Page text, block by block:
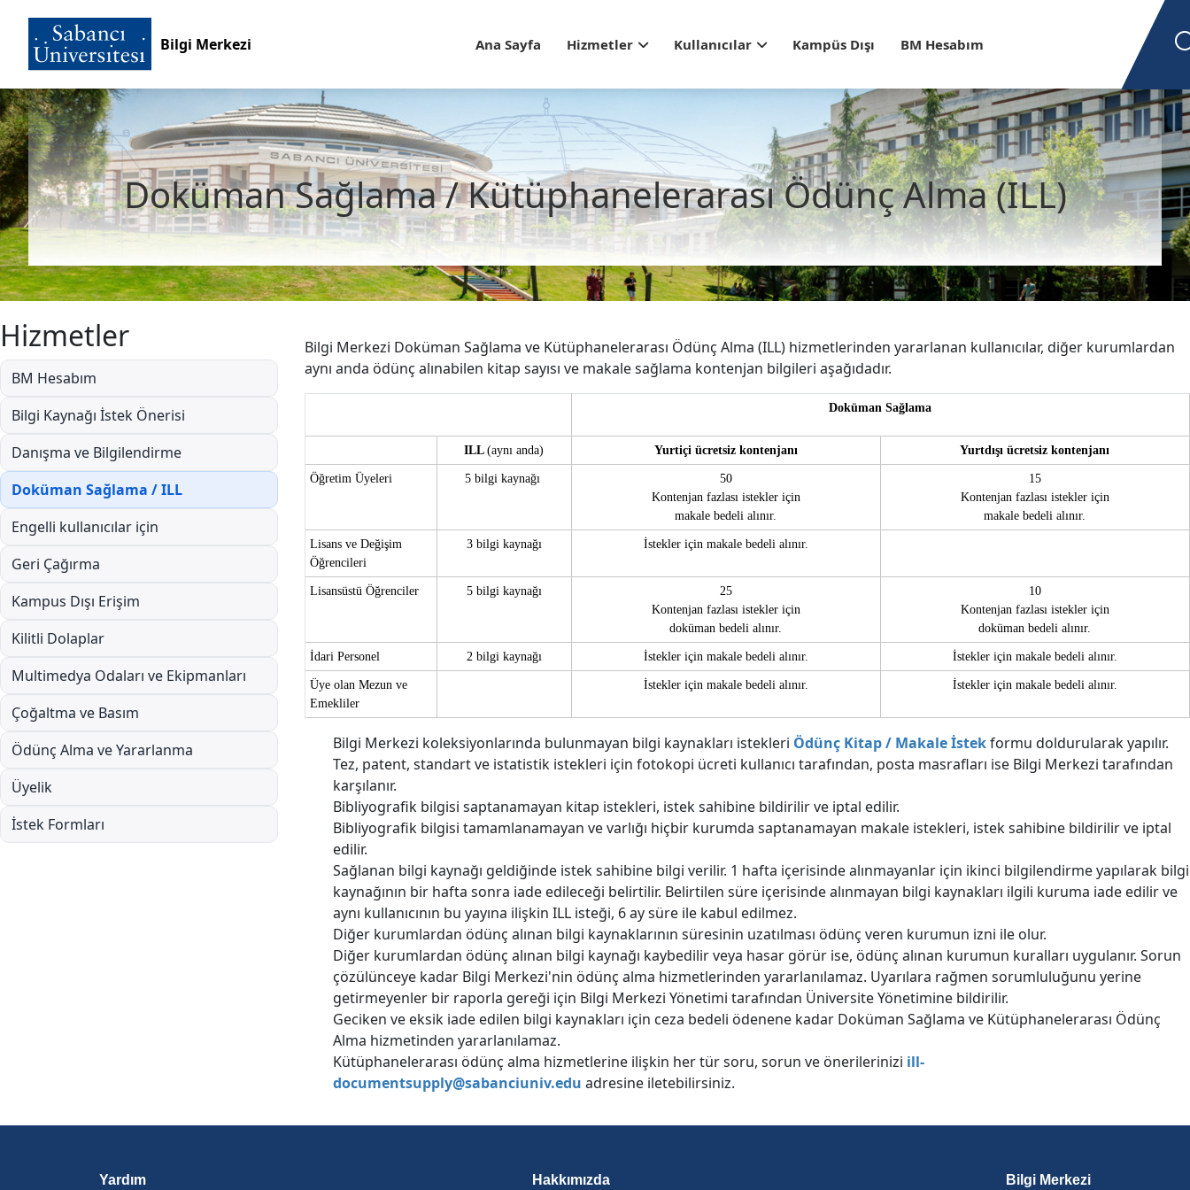
Bilgi Merkezi Ana Sayfa Hizmetler Kullanıcılar Kampüs Dışı BM Hesabım
Doküman Sağlama / Kütüphanelerarası Ödünç Alma (ILL)
Hizmetler
BM Hesabım
Bilgi Kaynağı İstek Önerisi
Danışma ve Bilgilendirme
Doküman Sağlama / ILL
Engelli kullanıcılar için
Geri Çağırma
Kampus Dışı Erişim
Kilitli Dolaplar
Multimedya Odaları ve Ekipmanları
Çoğaltma ve Basım
Ödünç Alma ve Yararlanma
Üyelik
İstek Formları
Bilgi Merkezi Doküman Sağlama ve Kütüphanelerarası Ödünç Alma (ILL) hizmetlerinden yararlanan kullanıcılar, diğer kurumlardan
aynı anda ödünç alınabilen kitap sayısı ve makale sağlama kontenjan bilgileri aşağıdadır.
Doküman Sağlama
ILL (aynı anda) Yurtiçi ücretsiz kontenjanı Yurtdışı ücretsiz kontenjanı
Öğretim Üyeleri 5 bilgi kaynağı
50
Kontenjan fazlası istekler için
makale bedeli alınır.
15
Kontenjan fazlası istekler için
makale bedeli alınır.
Lisans ve Değişim
Öğrencileri
3 bilgi kaynağı İstekler için makale bedeli alınır.
Lisansüstü Öğrenciler 5 bilgi kaynağı
25
Kontenjan fazlası istekler için
doküman bedeli alınır.
10
Kontenjan fazlası istekler için
doküman bedeli alınır.
İdari Personel 2 bilgi kaynağı İstekler için makale bedeli alınır. İstekler için makale bedeli alınır.
Üye olan Mezun ve
Emekliler
İstekler için makale bedeli alınır. İstekler için makale bedeli alınır.
Bilgi Merkezi koleksiyonlarında bulunmayan bilgi kaynakları istekleri Ödünç Kitap / Makale İstekformu doldurularak yapılır.
Tez, patent, standart ve istatistik istekleri için fotokopi ücreti kullanıcı tarafından, posta masrafları ise Bilgi Merkezi tarafından
karşılanır.
Bibliyografik bilgisi saptanamayan kitap istekleri, istek sahibine bildirilir ve iptal edilir.
Bibliyografik bilgisi tamamlanamayan ve varlığı hiçbir kurumda saptanamayan makale istekleri, istek sahibine bildirilir ve iptal
edilir.
Sağlanan bilgi kaynağı geldiğinde istek sahibine bilgi verilir. 1 hafta içerisinde alınmayanlar için ikinci bilgilendirme yapılarak bilgi
kaynağının bir hafta sonra iade edileceği belirtilir. Belirtilen süre içerisinde alınmayan bilgi kaynakları ilgili kuruma iade edilir ve
aynı kullanıcının bu yayına ilişkin ILL isteği, 6 ay süre ile kabul edilmez.
Diğer kurumlardan ödünç alınan bilgi kaynaklarının süresinin uzatılması ödünç veren kurumun izni ile olur.
Diğer kurumlardan ödünç alınan bilgi kaynağı kaybedilir veya hasar görür ise, ödünç alınan kurumun kuralları uygulanır. Sorun
çözülünceye kadar Bilgi Merkezi'nin ödünç alma hizmetlerinden yararlanılamaz. Uyarılara rağmen sorumluluğunu yerine
getirmeyenler bir raporla gereği için Bilgi Merkezi Yönetimi tarafından Üniversite Yönetimine bildirilir.
Geciken ve eksik iade edilen bilgi kaynakları için ceza bedeli ödenene kadar Doküman Sağlama ve Kütüphanelerarası Ödünç
Alma hizmetinden yararlanılamaz.
Kütüphanelerarası ödünç alma hizmetlerine ilişkin her tür soru, sorun ve önerilerinizi ill-
documentsupply@sabanciuniv.edu adresine iletebilirsiniz.
Yardım Hakkımızda Bilgi Merkezi